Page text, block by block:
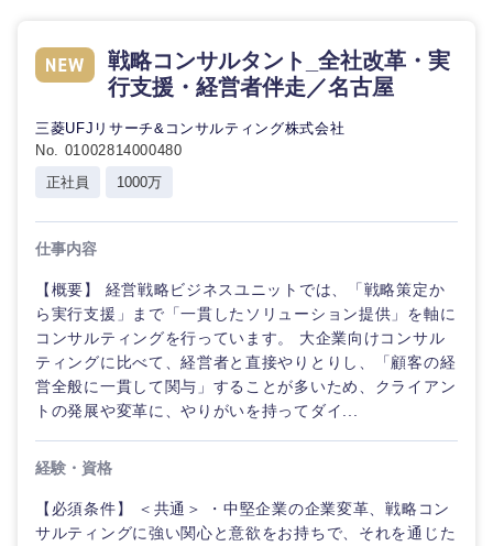
戦略コンサルタント_全社改革・実
行支援・経営者伴走／名古屋
三菱UFJリサーチ&コンサルティング株式会社
No. 01002814000480
正社員
1000万
仕事内容
【概要】 経営戦略ビジネスユニットでは、「戦略策定か
ら実行支援」まで「一貫したソリューション提供」を軸に
コンサルティングを行っています。 大企業向けコンサル
ティングに比べて、経営者と直接やりとりし、「顧客の経
営全般に一貫して関与」することが多いため、クライアン
トの発展や変革に、やりがいを持ってダイ...
経験・資格
【必須条件】 ＜共通＞ ・中堅企業の企業変革、戦略コン
サルティングに強い関心と意欲をお持ちで、それを通じた